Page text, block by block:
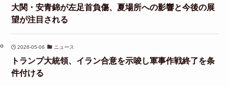
大関・安青錦が左足首負傷、夏場所への影響と今後の展
望が注目される
2026-05-06 ニュース
トランプ大統領、イラン合意を示唆し軍事作戦終了を条
件付ける